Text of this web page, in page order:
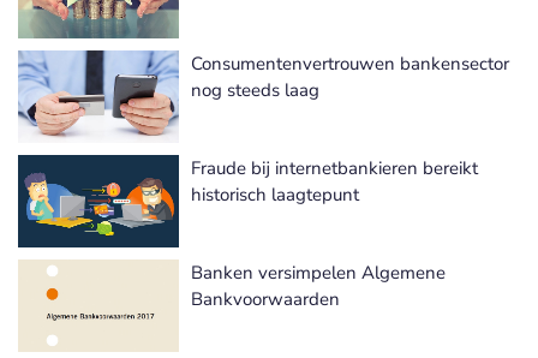
Consumentenvertrouwen bankensector
nog steeds laag
Fraude bij internetbankieren bereikt
historisch laagtepunt
Banken versimpelen Algemene
Bankvoorwaarden